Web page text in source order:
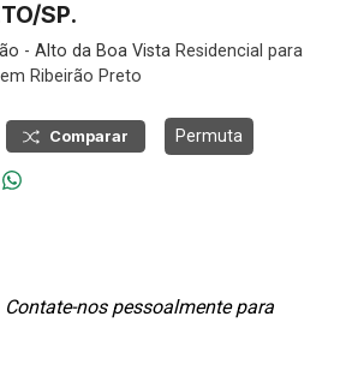
SP.
- Alto da Boa Vista Residencial para
Ribeirão Preto
Comparar Permuta
nos pessoalmente para